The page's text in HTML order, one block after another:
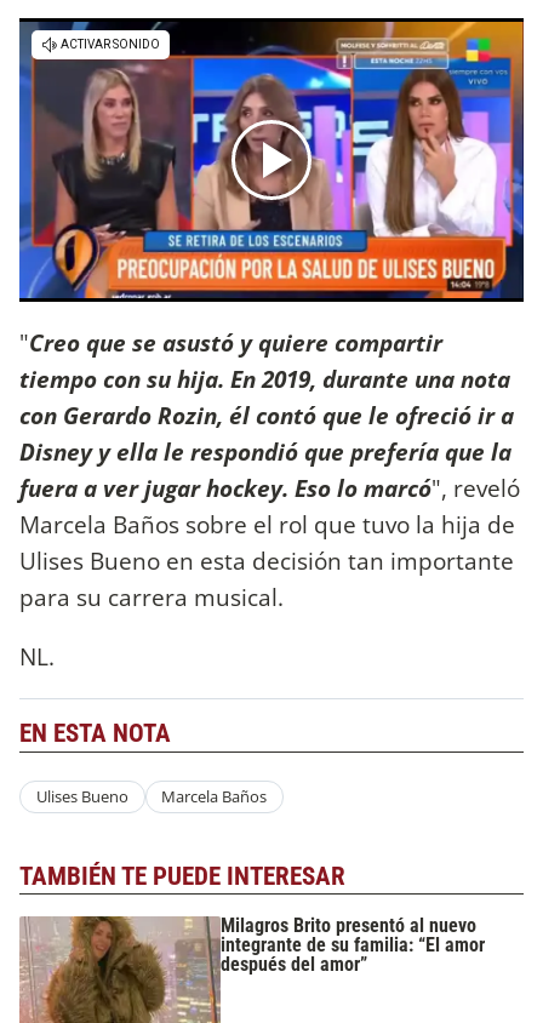
"Creo que se asustó y quiere compartir
tiempo con su hija. En 2019, durante una nota
con Gerardo Rozin, él contó que le ofreció ir a
Disney y ella le respondió que prefería que la
fuera a ver jugar hockey. Eso lo marcó", reveló
Marcela Baños sobre el rol que tuvo la hija de
Ulises Bueno en esta decisión tan importante
para su carrera musical.
NL.
EN ESTA NOTA
Ulises Bueno Marcela Baños
TAMBIÉN TE PUEDE INTERESAR
Milagros Brito presentó al nuevo
integrante de su familia: “El amor
después del amor”